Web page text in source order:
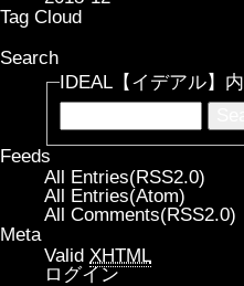
Tag Cloud
Search
IDEAL【イデアル】
Feeds
All Entries(RSS2.0)
All Entries(Atom)
All Comments(RSS2.0)
Meta
Valid XHTML
ログイン